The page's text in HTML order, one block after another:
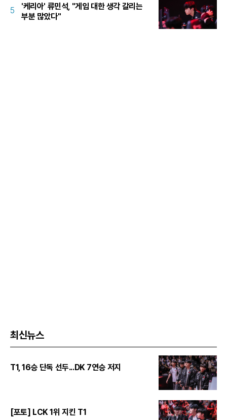
5
'케리아' 류민석, "게임 대한 생각 갈리는
부분 많았다"
최신뉴스
T1, 16승 단독 선두...DK 7연승 저지
[포토] LCK 1위 지킨 T1